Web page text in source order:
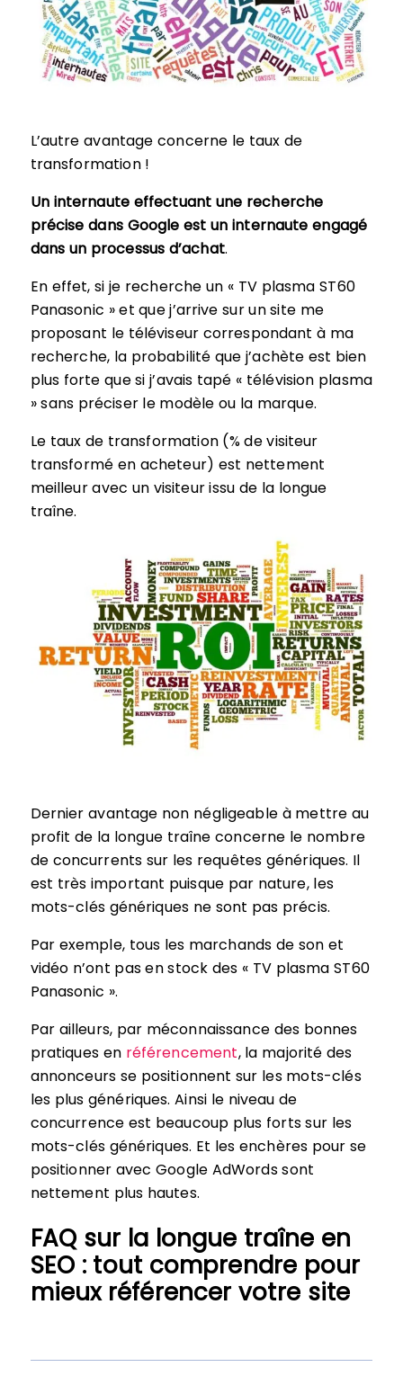
L’autre avantage concerne le taux de
transformation !
Un internaute effectuant une recherche
précise dans Google est un internaute engagé
dans un processus d’achat.
En effet, si je recherche un « TV plasma ST60
Panasonic » et que j’arrive sur un site me
proposant le téléviseur correspondant à ma
recherche, la probabilité que j’achète est bien
plus forte que si j’avais tapé « télévision plasma
» sans préciser le modèle ou la marque.
Le taux de transformation (% de visiteur
transformé en acheteur) est nettement
meilleur avec un visiteur issu de la longue
traîne.
Dernier avantage non négligeable à mettre au
profit de la longue traîne concerne le nombre
de concurrents sur les requêtes génériques. Il
est très important puisque par nature, les
mots-clés génériques ne sont pas précis.
Par exemple, tous les marchands de son et
vidéo n’ont pas en stock des « TV plasma ST60
Panasonic ».
Par ailleurs, par méconnaissance des bonnes
pratiques en référencement, la majorité des
annonceurs se positionnent sur les mots-clés
les plus génériques. Ainsi le niveau de
concurrence est beaucoup plus forts sur les
mots-clés génériques. Et les enchères pour se
positionner avec Google AdWords sont
nettement plus hautes.
FAQ sur la longue traîne en
SEO : tout comprendre pour
mieux référencer votre site